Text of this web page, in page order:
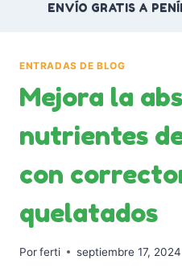
ENVÍO GRATIS A
ENTRADAS DE BLOG
Mejora la
nutrientes
con
quelatados
Porferti septiembre 17, 2024